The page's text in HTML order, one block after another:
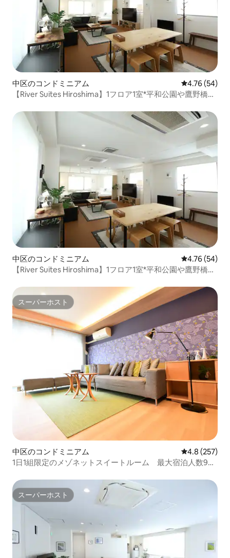
中区のコンドミニアム レビュー54
4.76 (54)
【River Suites Hiroshima】1フロア1室*平和公園や鷹野橋電
中区のコンドミニアム レビュー54
4.76 (54)
【River Suites Hiroshima】1フロア1室*平和公園や鷹野橋電
スーパーホスト
スーパーホスト
中区のコンドミニアム レビュー257
4.8 (257)
1日1組限定のメゾネットスイートルーム 最大宿泊人数9
スーパーホスト
スーパーホスト